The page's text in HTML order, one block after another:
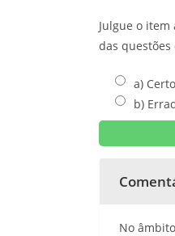
Julgue o
das
a) Certo
b)
No